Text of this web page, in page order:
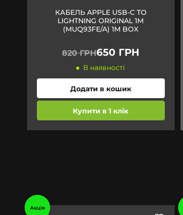
КАБЕЛЬ APPLE USB-C TO
LIGHTNING ORIGINAL 1M
(MUQ93FE/A) 1M BOX
820 ГРН650 ГРН
В наявності
Додати в кошик
Купити в 1 клік
Акція